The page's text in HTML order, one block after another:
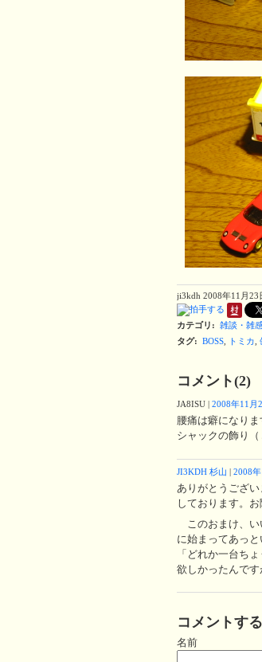
ji3kdh 2008年11月23
カテゴリ : 雑談・雑
タグ: BOSS, トミカ
コメント(2)
JA8ISU | 2008年11月
腰痛は癖になり
シャックの飾り
JI3KDH 杉山 | 2008
ありがとうござ
しております。
このおまけ、い
に始まってあっ
「どれか一台ち
欲しかったんで
コメントする
名前